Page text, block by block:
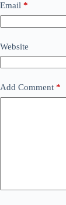
Email *
Website
Add Comment *